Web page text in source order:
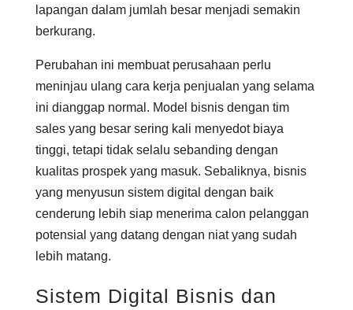
lapangan dalam jumlah besar menjadi semakin
berkurang.
Perubahan ini membuat perusahaan perlu
meninjau ulang cara kerja penjualan yang selama
ini dianggap normal. Model bisnis dengan tim
sales yang besar sering kali menyedot biaya
tinggi, tetapi tidak selalu sebanding dengan
kualitas prospek yang masuk. Sebaliknya, bisnis
yang menyusun sistem digital dengan baik
cenderung lebih siap menerima calon pelanggan
potensial yang datang dengan niat yang sudah
lebih matang.
Sistem Digital Bisnis dan